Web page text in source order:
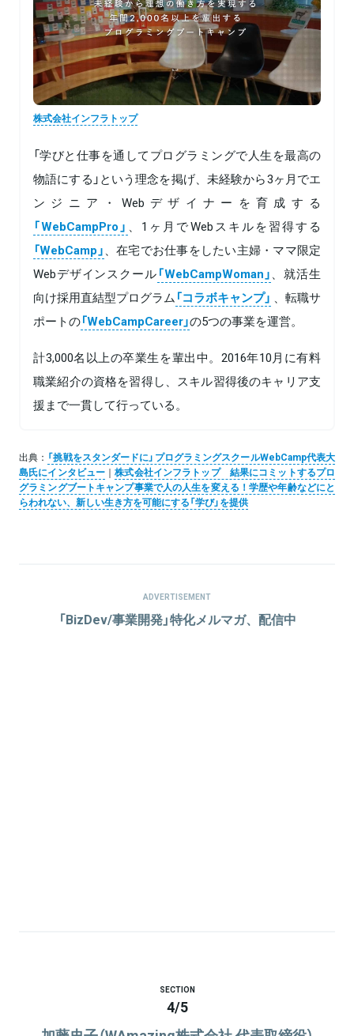
株式会社インフラトップ
「学びと仕事を通してプログラミングで人生を最高の
物語にする」という理念を掲げ、未経験から3ヶ月でエ
ンジニア・Webデザイナーを育成する
「WebCampPro」 、1ヶ月でWebスキルを習得する
「WebCamp」、在宅でお仕事をしたい主婦・ママ限定
Webデザインスクール「WebCampWoman」、就活生
向け採用直結型プログラム「コラボキャンプ」 、転職サ
ポートの「WebCampCareer」の5つの事業を運営。
計3,000名以上の卒業生を輩出中。2016年10月に有料
職業紹介の資格を習得し、スキル習得後のキャリア支
援まで一貫して行っている。
出典： 「挑戦をスタンダードに」プログラミングスクールWebCamp代表大
島氏にインタビュー ｜株式会社インフラトップ 結果にコミットするプロ
グラミングブートキャンプ事業で人の人生を変える！学歴や年齢などにと
らわれない、新しい生き方を可能にする「学び」を提供
ADVERTISEMENT
「BizDev/事業開発」特化メルマガ、配信中
SECTION
4/5